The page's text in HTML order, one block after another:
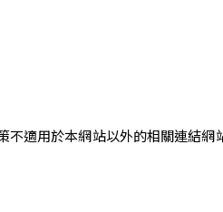
適用於本網站以外的相關連結